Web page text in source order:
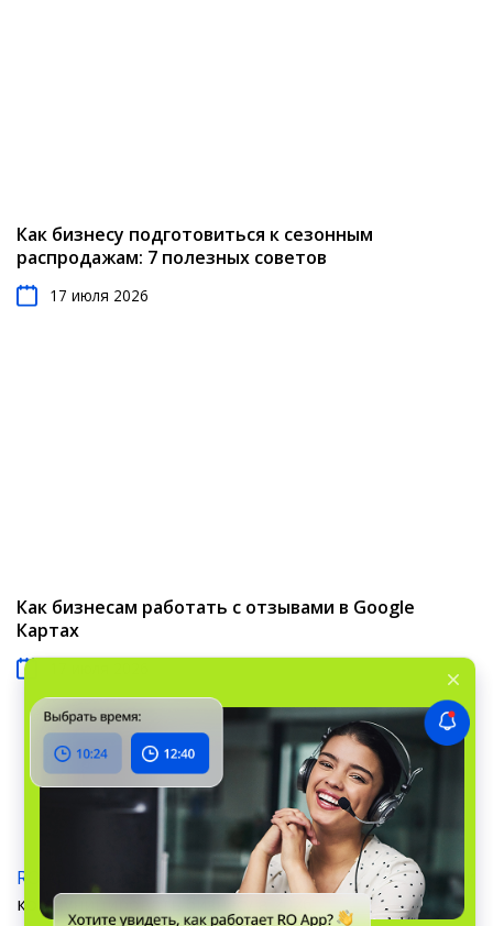
Как бизнесу подготовиться к сезонным
распродажам: 7 полезных советов
17 июля 2026
Как бизнесам работать с отзывами в Google
Картах
RO App Прокачай › Чаты с клиентами: как
коммуницировать бизнесу в 2026